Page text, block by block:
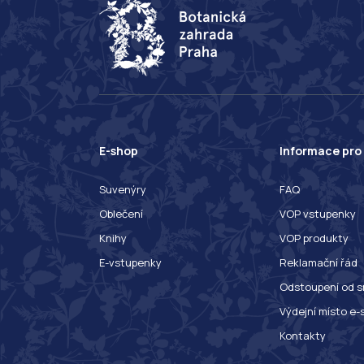
E-shop
Suvenýry
Oblečení
Knihy
E-vstupenky
Informace pro
FAQ
VOP vstupenky
VOP produkty
Reklamační řád
Odstoupení od
Výdejní místo e-
Kontakty